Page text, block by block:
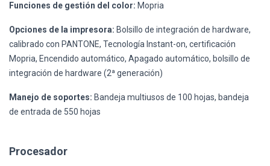
Funciones de gestión del color: Mopria
Opciones de la impresora: Bolsillo de integración de hardware,
calibrado con PANTONE, Tecnología Instant-on, certificación
Mopria, Encendido automático, Apagado automático, bolsillo de
integración de hardware (2ª generación)
Manejo de soportes: Bandeja multiusos de 100 hojas, bandeja
de entrada de 550 hojas
Procesador